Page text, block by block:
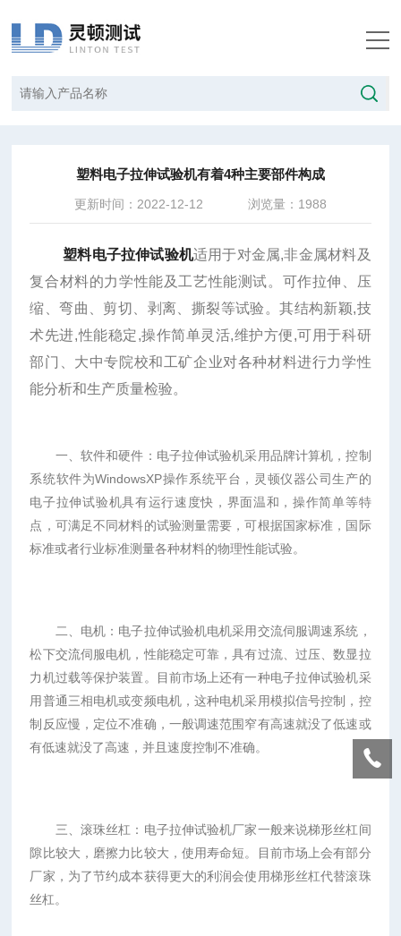
塑料电子拉伸试验机有着4种主要部件构成
更新时间：2022-12-12 浏览量：1988
塑料电子拉伸试验机适用于对金属,非金属材料及
复合材料的力学性能及工艺性能测试。可作拉伸、压
缩、弯曲、剪切、剥离、撕裂等试验。其结构新颖,技
术先进,性能稳定,操作简单灵活,维护方便,可用于科研
部门、大中专院校和工矿企业对各种材料进行力学性
能分析和生产质量检验。
一、软件和硬件：电子拉伸试验机采用品牌计算机，控制
系统软件为WindowsXP操作系统平台，灵顿仪器公司生产的
电子拉伸试验机具有运行速度快，界面温和，操作简单等特
点，可满足不同材料的试验测量需要，可根据国家标准，国际
标准或者行业标准测量各种材料的物理性能试验。
二、电机：电子拉伸试验机电机采用交流伺服调速系统，
松下交流伺服电机，性能稳定可靠，具有过流、过压、数显拉
力机过载等保护装置。目前市场上还有一种电子拉伸试验机采
用普通三相电机或变频电机，这种电机采用模拟信号控制，控
制反应慢，定位不准确，一般调速范围窄有高速就没了低速或
有低速就没了高速，并且速度控制不准确。
三、滚珠丝杠：电子拉伸试验机厂家一般来说梯形丝杠间
隙比较大，磨擦力比较大，使用寿命短。目前市场上会有部分
厂家，为了节约成本获得更大的利润会使用梯形丝杠代替滚珠
丝杠。